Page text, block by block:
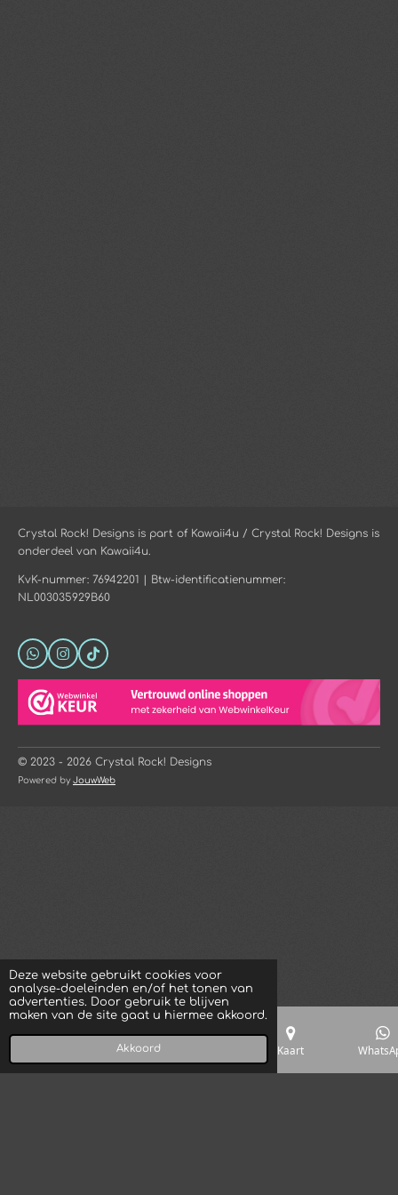
Deze website gebruikt cookies voor
analyse-doeleinden en/of het tonen van
advertenties. Door gebruik te blijven
maken van de site gaat u hiermee akkoord.
Akkoord
Crystal Rock! Designs is part of Kawaii4u / Crystal Rock! Designs is
onderdeel van Kawaii4u.
KvK-nummer: 76942201 | Btw-identificatienummer:
NL003035929B60
W
h
t
s
A
p
I
n
t
a
g
a
m
T
i
T
o
k
© 2023 - 2026 Crystal Rock! Designs
Powered byJouwWeb
Telefoonnummer Kaart